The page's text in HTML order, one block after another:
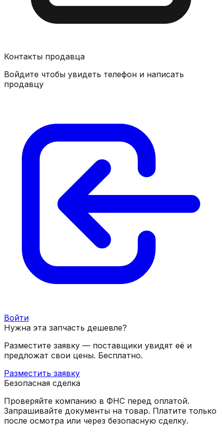
Контакты продавца
Войдите чтобы увидеть телефон и написать
продавцу
Войти
Нужна эта запчасть дешевле?
Разместите заявку — поставщики увидят её и
предложат свои цены. Бесплатно.
Разместить заявку
Безопасная сделка
Проверяйте компанию в ФНС перед оплатой.
Запрашивайте документы на товар. Платите только
после осмотра или через безопасную сделку.